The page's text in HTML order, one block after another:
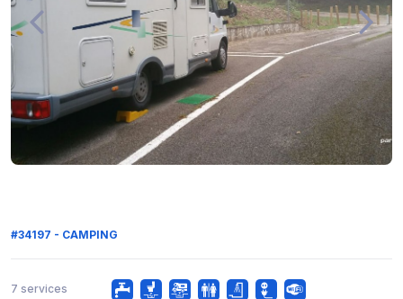
#34197 - CAMPING
7 services